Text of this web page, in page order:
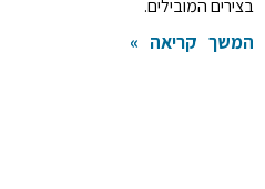
בצירים המובילים.
המשך קריאה »